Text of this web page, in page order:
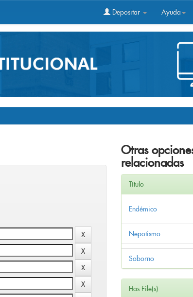
Depositar Ayuda
Otras
relacionadas
Título
Endémico
Nepotismo
Soborno
Has File(s)